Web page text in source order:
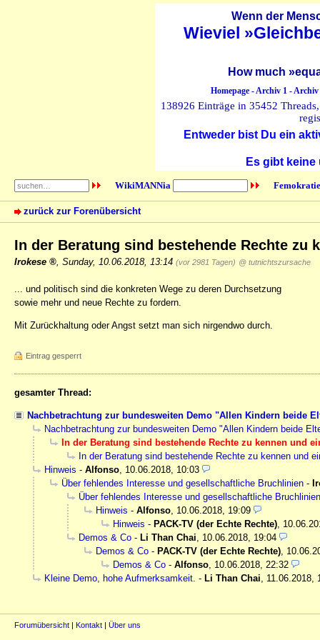
Wenn der
Wieviel
How much
Homepage-Archiv 1-Archiv
138926 Einträge in 35452
Entweder bist Du ein
Es gibt
WikiMANNia
zurück zur Forenübersicht
In der Beratung sind bestehende Rechte zu
Irokese Sunday, 10.06.2018, 13:14 (vor 2981 Tagen) @ tutnichtszursache
... und politisch sind die konkreten Wege zu deren Durchsetzung
sowie mehr und neue Rechte zu fordern.
Mit Zurückhaltung oder Angst setzt man sich nirgendwo durch.
Eintrag gesperrt
gesamter Thread:
Nachbetrachtung zur bundesweiten Demo "Allen Kindern beide
Nachbetrachtung zur bundesweiten Demo "Allen Kindern beide
In der Beratung sind bestehende Rechte zu kennen und
In der Beratung sind bestehende Rechte zu kennen und
Hinweis - Alfonso, 10.06.2018, 10:03
Über fehlendes Interesse und gesellschaftliche Bruchlinien -
Über fehlendes Interesse und gesellschaftliche Bruchlinien
Hinweis - Alfonso, 10.06.2018, 19:09
Hinweis - PACK-TV (der Echte Rechte),
Demos & Co - Li Than Chai, 10.06.2018, 19:04
Demos & Co - PACK-TV (der Echte Rechte),
Demos & Co - Alfonso, 10.06.2018, 22:32
Kleine Demo, hohe Aufmerksamkeit. - Li Than Chai, 11.06.2018,
Forumübersicht | Kontakt | Über uns